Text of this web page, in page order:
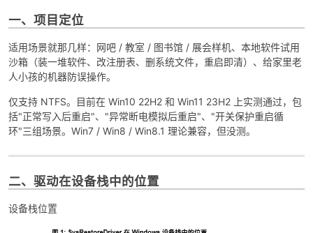
po
一、项目定位
适用场景就那几样：网吧 / 教室 / 图书馆 / 展会样机、本地软件试用
沙箱（装一堆软件、改注册表、删系统文件，重启即清）、给家里老
人小孩的机器防误操作。
仅支持 NTFS。目前在 Win10 22H2 和 Win11 23H2 上实测通过，包
括"正常写入后重启"、"异常断电模拟后重启"、"开关保护重启循
环"三组场景。Win7 / Win8 / Win8.1 理论兼容，但没测。
二、驱动在设备栈中的位置
设备栈位置